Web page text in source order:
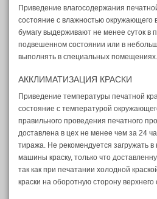
Приведение влагосодержания
состояние с влажностью окружающего
бумагу выдерживают не менее суток в
подвешенном состоянии или в
выполнять в специальных помещениях.
АККЛИМАТИЗАЦИЯ КРАСКИ
Приведение температуры печатной
состояние с температурой
правильного проведения печатного
доставлена в цех не менее чем за 24
тиража. Не рекомендуется загружать
машины краску, только что
так как при печатании холодной
краски на оборотную сторону верхнего